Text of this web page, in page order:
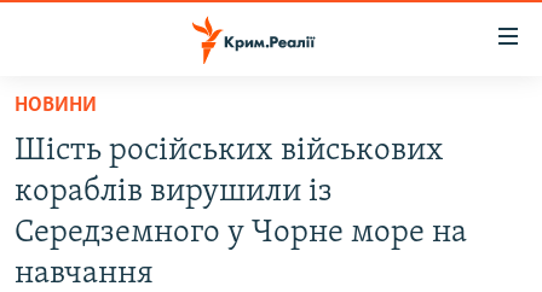
Перейти
основного
матеріалу
Перейти
до
основної
ВОДА.КРИМ
ВІДЕО ТА ФОТО
НОВИНИ
Шість російських військових
кораблів вирушили із
Середземного у Чорне море на
навчання